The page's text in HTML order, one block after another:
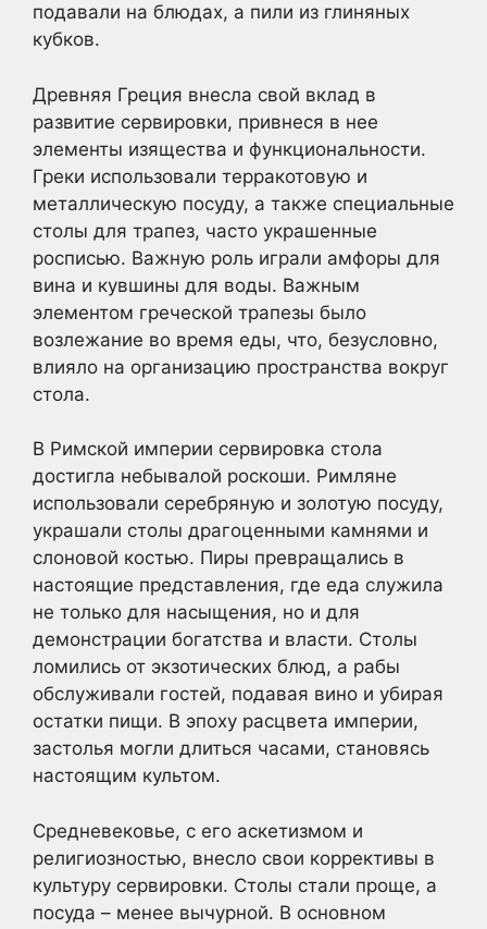
подавали на блюдах, а пили из глиняных
кубков.
Древняя Греция внесла свой вклад в
развитие сервировки, привнеся в нее
элементы изящества и функциональности.
Греки использовали терракотовую и
металлическую посуду, а также специальные
столы для трапез, часто украшенные
росписью. Важную роль играли амфоры для
вина и кувшины для воды. Важным
элементом греческой трапезы было
возлежание во время еды, что, безусловно,
влияло на организацию пространства вокруг
стола.
В Римской империи сервировка стола
достигла небывалой роскоши. Римляне
использовали серебряную и золотую посуду,
украшали столы драгоценными камнями и
слоновой костью. Пиры превращались в
настоящие представления, где еда служила
не только для насыщения, но и для
демонстрации богатства и власти. Столы
ломились от экзотических блюд, а рабы
обслуживали гостей, подавая вино и убирая
остатки пищи. В эпоху расцвета империи,
застолья могли длиться часами, становясь
настоящим культом.
Средневековье, с его аскетизмом и
религиозностью, внесло свои коррективы в
культуру сервировки. Столы стали проще, а
посуда – менее вычурной. В основном